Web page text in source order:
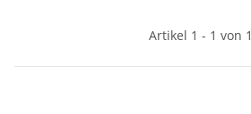
Artikel 1 - 1 von 1